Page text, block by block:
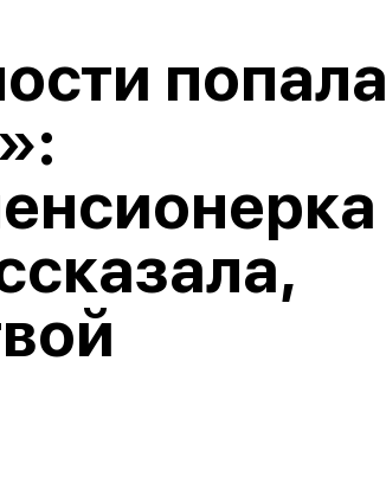
попала